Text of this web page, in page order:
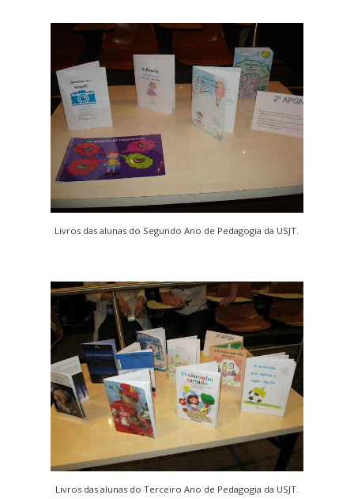
Livros das alunas do Segundo Ano de Pedagogia da USJT.
Livros das alunas do Terceiro Ano de Pedagogia da USJT.